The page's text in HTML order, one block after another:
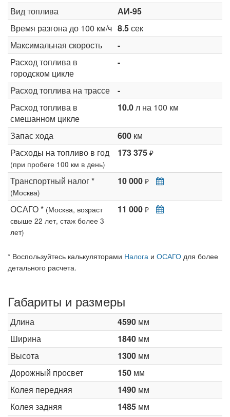
Вид топлива
АИ-95
Время разгона до 100 км/ч 8.5сек
Максимальная скорость
-
Расход топлива в
городском цикле
-
Расход топлива на трассе
-
Расход топлива в
смешанном цикле
10.0л на 100 км
Запас хода 600 км
Расходы на топливо в год
(при пробеге 100 км в день)
173 375 ₽
Транспортный налог *
(Москва)
10 000 ₽
ОСАГО * (Москва, возраст
свыше 22 лет, стаж более 3
лет)
11 000 ₽
* Воспользуйтесь калькуляторами Налога и ОСАГО для более
детального расчета.
Габариты и размеры
Длина 4590 мм
Ширина
1840 мм
Высота
1300 мм
Дорожный просвет
150 мм
Колея передняя
1490 мм
Колея задняя
1485 мм